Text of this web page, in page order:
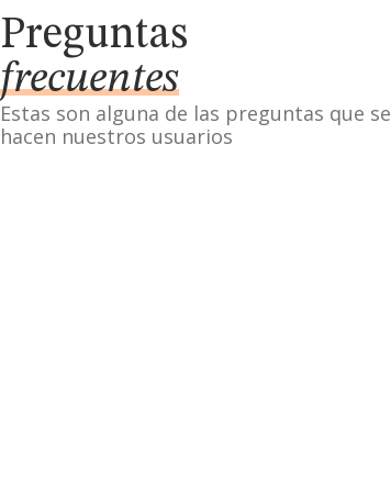
Preguntas
frecuentes
Estas son alguna de las preguntas que se
hacen nuestros usuarios